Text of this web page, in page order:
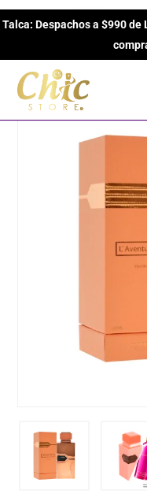
Skip
to
content
Talca: Despachos a $990
Inicio Perfumes
L’Aventure Rose de
200ml para Mujeres